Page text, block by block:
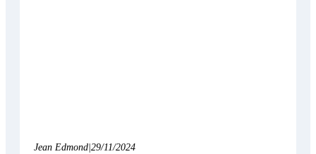
Jean Edmond 29/11/2024